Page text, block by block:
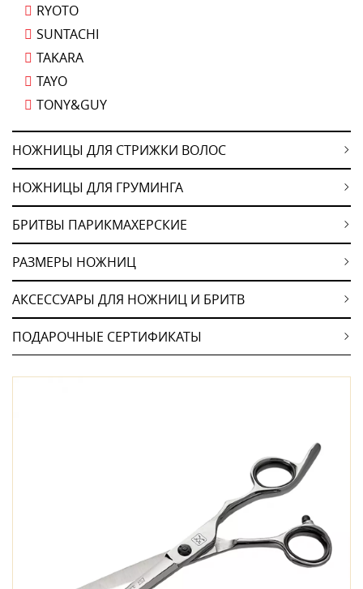
RYOTO
SUNTACHI
TAKARA
TAYO
TONY&GUY
НОЖНИЦЫ ДЛЯ СТРИЖКИ ВОЛОС
НОЖНИЦЫ ДЛЯ ГРУМИНГА
БРИТВЫ ПАРИКМАХЕРСКИЕ
РАЗМЕРЫ НОЖНИЦ
АКСЕССУАРЫ ДЛЯ НОЖНИЦ И БРИТВ
ПОДАРОЧНЫЕ СЕРТИФИКАТЫ